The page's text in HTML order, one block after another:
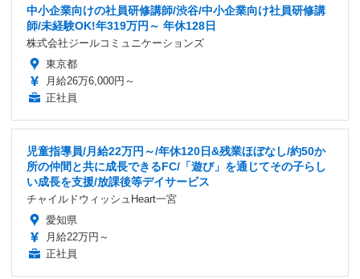
中小企業向けの社員研修講師/渋谷/中小企業向け社員研修講
師/未経験OK!年319万円～ 年休128日
株式会社ジールコミュニケーションズ
東京都
月給26万6,000円～
正社員
児童指導員/月給22万円～/年休120日&残業ほぼなし/約50か
所の仲間と共に成長できるFC/「遊び」を通じてその子らし
い成長を支援/放課後等デイサービス
チャイルドウィッシュHeart一宮
愛知県
月給22万円～
正社員